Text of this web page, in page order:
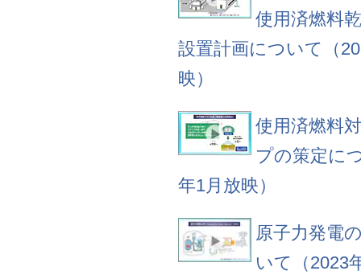
使用済燃料
設置計画について（
映）
使用済燃料
プの策定に
年1月放映）
原子力発電
いて（2023